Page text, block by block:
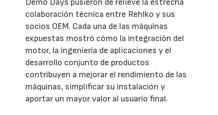
Demo Days pusieron de relieve la estrecha
colaboración técnica entre Rehlko y sus
socios OEM. Cada una de las máquinas
expuestas mostró cómo la integración del
motor, la ingeniería de aplicaciones y el
desarrollo conjunto de productos
contribuyen a mejorar el rendimiento de las
máquinas, simplificar su instalación y
aportar un mayor valor al usuario final.